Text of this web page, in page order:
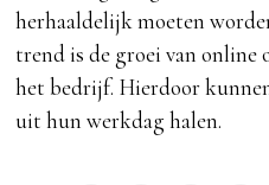
herhaaldelijk moeten
trend is de groei van online
het bedrijf. Hierdoor
uit hun werkdag halen.